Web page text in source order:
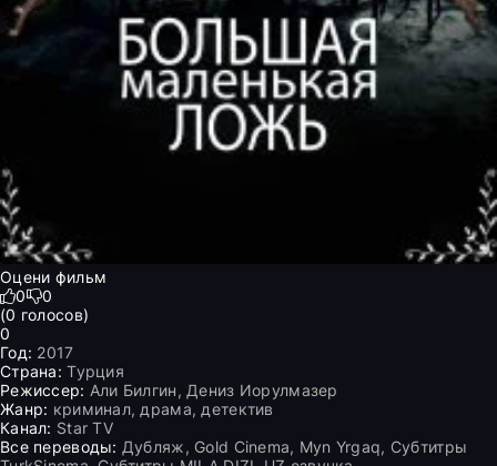
Оцени фильм
0
0
(0 голосов)
0
Год: 2017
Страна: Турция
Режиссер: Али Билгин, Дениз Иорулмазер
Жанр: криминал, драма, детектив
Канал: Star TV
Все переводы: Дубляж, Gold Cinema, Myn Yrgaq, Субтитры